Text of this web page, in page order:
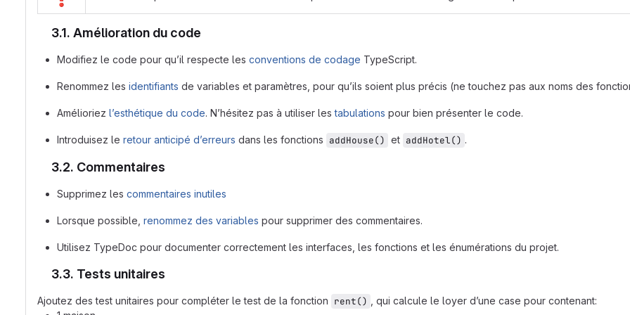
3.1. Amélioration du code
Modifiez le code pour qu’il respecte les conventions de codage TypeScript.
Renommez les identifiants de variables et paramètres, pour qu’ils soient plus précis (ne touchez pas aux noms des
Amélioriez l’esthétique du code. N’hésitez pas à utiliser lestabulations pour bien présenter le code.
Introduisez le retour anticipé d’erreurs dans les fonctions addHouse() et addHotel() .
3.2. Commentaires
Supprimez les commentaires inutiles
Lorsque possible, renommez des variables pour supprimer des commentaires.
Utilisez TypeDoc pour documenter correctement les interfaces, les fonctions et les énumérations du projet.
3.3. Tests unitaires
Ajoutez des test unitaires pour compléter le test de la fonction rent()
, qui calcule le loyer d’une case pour contenant: